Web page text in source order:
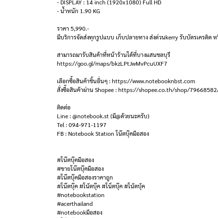
- DISPLAY : 14 inch (1920x1080) Full HD
- น้ำหนัก 1.90 KG
ราคา 5,990.-
มีบริการจัดส่งทุกรูปแบบ เก็บปลายทาง ส่งด่วนkerry รับบัตรเครดิต
สามารถมารับสินค้าที่หน้าร้านได้ที่บางแสนชลบุรี
https://goo.gl/maps/bkzLPtJwMvPcuUXF7
เลือกซื้อสินค้าชิ้นอื่นๆ : https://www.notebooknbst.com
สั่งซื้อสินค้าผ่าน Shopee : https://shopee.co.th/shop/
ติดต่อ
Line : @notebook.st (มี@ด้วยนะครับ)
Tel : 094-971-1197
FB : Notebook Station โน๊ตบุ๊คมือสอง
#โน๊ตบุ๊คมือสอง
#ขายโน๊ตบุ๊คมือสอง
#โน๊ตบุ๊คมือสองราคาถูก
#โน๊ตบุ๊ค #โน้ตบุ๊ค #โน็ตบุ๊ค #โน้ตบุ้ค
#notebookstation
#acerthailand
#notebookมือสอง